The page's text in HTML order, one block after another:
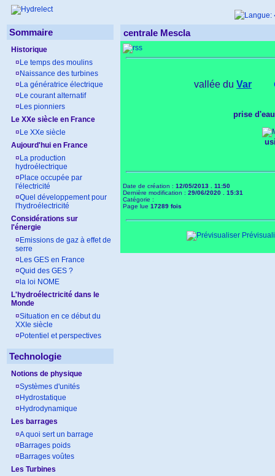
Sommaire
Historique
¤ Le temps des moulins
¤ Naissance des turbines
¤ La génératrice électrique
¤ Le courant alternatif
¤ Les pionniers
Le XXe siècle en France
¤ Le XXe siècle
Aujourd'hui en France
¤ La production
hydroélectrique
¤ Place occupée par
l'électricité
¤Quel développement pour
l'hydroélectricité
Considérations sur
l'énergie
¤ Emissions de gaz à effet de
serre
¤ Les GES en France
¤Quid des GES ?
¤ la loi NOME
L'hydroélectricité dans le
Monde
¤Situation en ce début du
XXIe siècle
¤ Potentiel et perspectives
Technologie
Notions de physique
¤Systèmes d'unités
¤ Hydrostatique
¤ Hydrodynamique
Les barrages
¤A quoi sert un barrage
¤ Barrages poids
¤ Barrages voûtes
Les Turbines
centrale Mescla
vallée du Var
prise
Date de création : 12/05/2013 . 11:50
Dernière modification : 29/06/2020 . 15:31
Catégorie :
Page lue 17289 fois